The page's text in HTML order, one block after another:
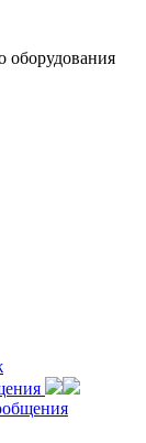
оборудования